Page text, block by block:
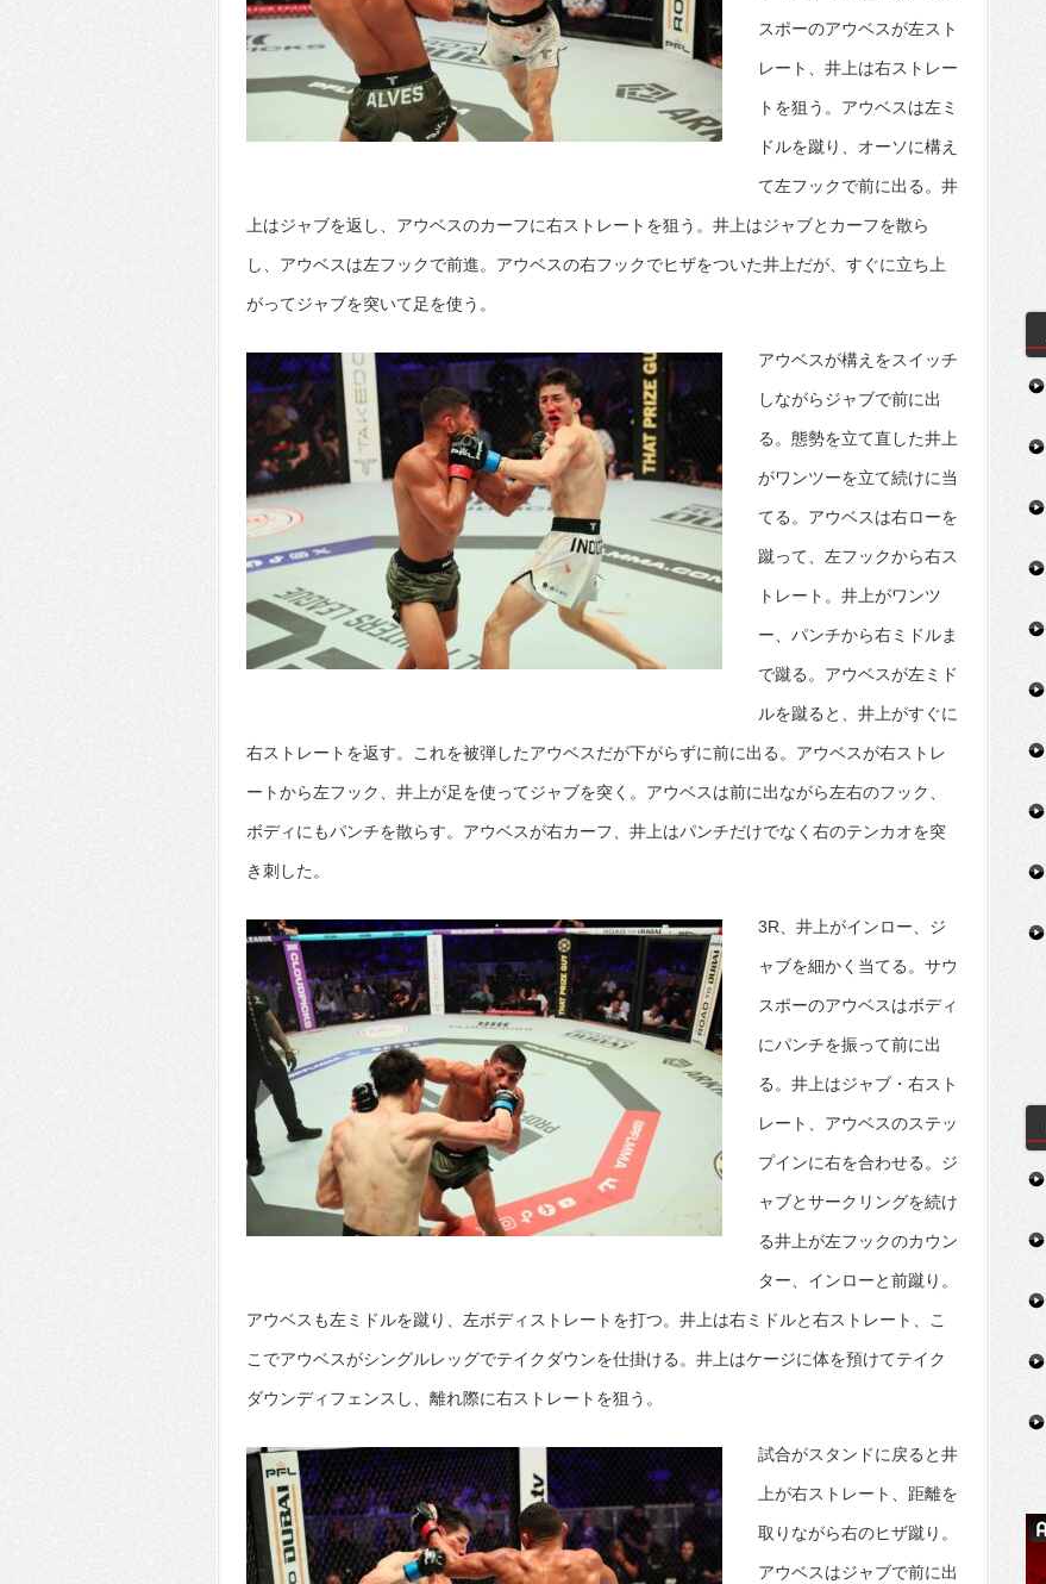
スポーのアウベスが左スト
レート、井上は右ストレー
トを狙う。アウベスは左ミ
ドルを蹴り、オーソに構え
て左フックで前に出る。井
上はジャブを返し、アウベスのカーフに右ストレートを狙う。井上はジャブとカーフを散ら
し、アウベスは左フックで前進。アウベスの右フックでヒザをついた井上だが、すぐに立ち上
がってジャブを突いて足を使う。
アウベスが構えをスイッチ
しながらジャブで前に出
る。態勢を立て直した井上
がワンツーを立て続けに当
てる。アウベスは右ローを
蹴って、左フックから右ス
トレート。井上がワンツ
ー、パンチから右ミドルま
で蹴る。アウベスが左ミド
ルを蹴ると、井上がすぐに
右ストレートを返す。これを被弾したアウベスだが下がらずに前に出る。アウベスが右ストレ
ートから左フック、井上が足を使ってジャブを突く。アウベスは前に出ながら左右のフック、
ボディにもパンチを散らす。アウベスが右カーフ、井上はパンチだけでなく右のテンカオを突
き刺した。
3R、井上がインロー、ジ
ャブを細かく当てる。サウ
スポーのアウベスはボディ
にパンチを振って前に出
る。井上はジャブ・右スト
レート、アウベスのステッ
プインに右を合わせる。ジ
ャブとサークリングを続け
る井上が左フックのカウン
ター、インローと前蹴り。
アウベスも左ミドルを蹴り、左ボディストレートを打つ。井上は右ミドルと右ストレート、こ
こでアウベスがシングルレッグでテイクダウンを仕掛ける。井上はケージに体を預けてテイク
ダウンディフェンスし、離れ際に右ストレートを狙う。
試合がスタンドに戻ると井
上が右ストレート、距離を
取りながら右のヒザ蹴り。
アウベスはジャブで前に出